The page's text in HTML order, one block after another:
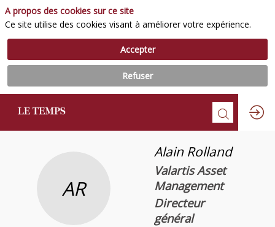
AR
Alain Rolland
Valartis Asset
Management
Directeur
général
A propos des cookies sur ce site
Ce site utilise des cookies visant à améliorer votre expérience.
Accepter
Refuser